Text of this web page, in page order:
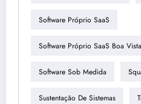
Software Próprio SaaS
Software Próprio SaaS Boa Vista
Software Sob Medida
Sustentação De Sistemas